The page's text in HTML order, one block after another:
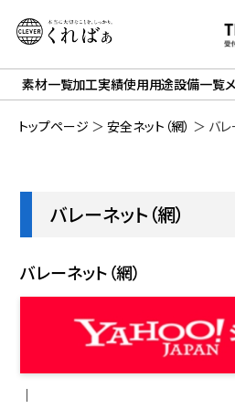
素材一覧加工実績使用用途設備一覧
トップページ ＞ 安全ネット（網） ＞ バレ
バレーネット（網）
バレーネット（網）
｜